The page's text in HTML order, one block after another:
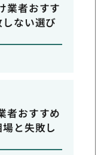
業者おすす
ない選び
者おすすめ
と失敗し